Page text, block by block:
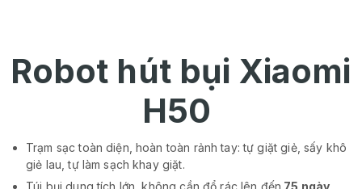
Robot hút bụi Xiaomi
H50
Trạm sạc toàn diện, hoàn toàn rảnh tay: tự giặt giẻ, sấy khô
giẻ lau, tự làm sạch khay giặt.
Túi bụi dung tích lớn, không cần đổ rác lên đến 75 ngày